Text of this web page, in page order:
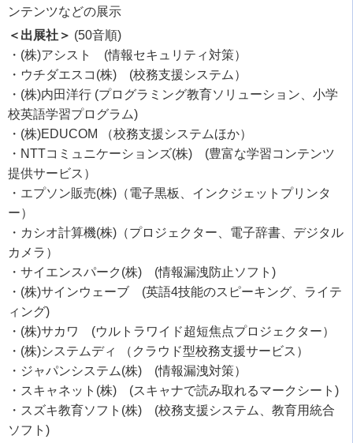
ンテンツなどの展示
＜出展社＞ (50音順)
・(株)アシスト (情報セキュリティ対策）
・ウチダエスコ(株) (校務支援システム）
・(株)内田洋行 (プログラミング教育ソリューション、小学
校英語学習プログラム)
・(株)EDUCOM （校務支援システムほか）
・NTTコミュニケーションズ(株) (豊富な学習コンテンツ
提供サービス）
・エプソン販売(株)（電子黒板、インクジェットプリンタ
ー）
・カシオ計算機(株)（プロジェクター、電子辞書、デジタル
カメラ）
・サイエンスパーク(株) (情報漏洩防止ソフト)
・(株)サインウェーブ (英語4技能のスピーキング、ライテ
ィング)
・(株)サカワ (ウルトラワイド超短焦点プロジェクター）
・(株)システムディ （クラウド型校務支援サービス）
・ジャパンシステム(株) (情報漏洩対策）
・スキャネット(株) (スキャナで読み取れるマークシート)
・スズキ教育ソフト(株) (校務支援システム、教育用統合
ソフト)